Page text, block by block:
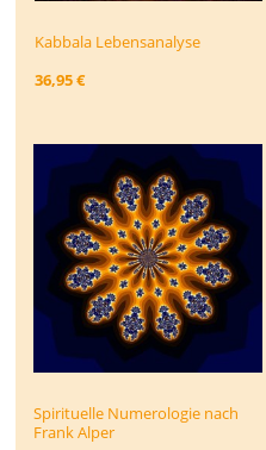
Kabbala Lebensanalyse
36,95 €
Spirituelle Numerologie nach
Frank Alper